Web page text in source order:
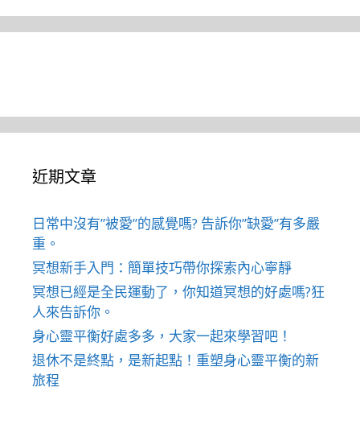
近期文章
日常中沒有”被愛”的感覺嗎? 告訴你”缺愛”有多嚴
重。
冥想新手入門：簡單技巧帶你探索內心寧靜
冥想已經是全民運動了，你知道冥想的好處嗎?狂
人來告訴你。
身心靈平衡好處多多，大家一起來學習吧！
退休不是終點，是新起點！重塑身心靈平衡的新
旅程